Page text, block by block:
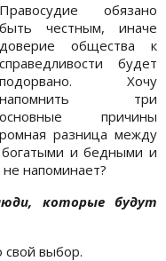
Правосудие обязано
быть честным, иначе
доверие общества к
справедливости будет
подорвано. Хочу
напомнить три
основные причины
разница между
и бедными и
напоминает?
которые будут
свой выбор.